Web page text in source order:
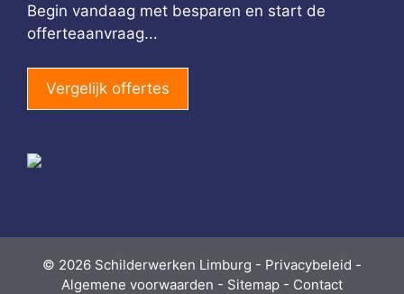
Begin vandaag met besparen en start de
offerteaanvraag...
Vergelijk offertes
© 2026 Schilderwerken Limburg - Privacybeleid -
Algemene voorwaarden - Sitemap - Contact